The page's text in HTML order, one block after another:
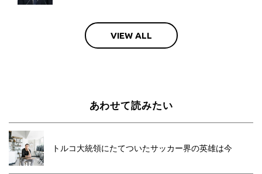
VIEW ALL
あわせて読みたい
トルコ大統領にたてついたサッカー界の英雄は今